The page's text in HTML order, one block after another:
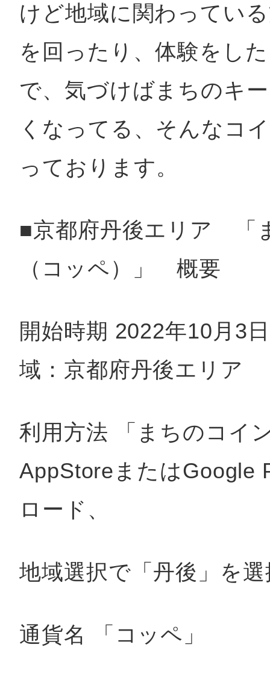
けど地域に関わってい
を回ったり、体験をし
で、気づけばまちのキ
くなってる、そんなコ
っております。
■京都府丹後エリア 「
（コッペ）」 概要
開始時期 2022年10月3
域：京都府丹後エリア
利用方法 「まちのコイ
AppStoreまたはGoogle
ロード、
地域選択で「丹後」を選
通貨名 「コッペ」